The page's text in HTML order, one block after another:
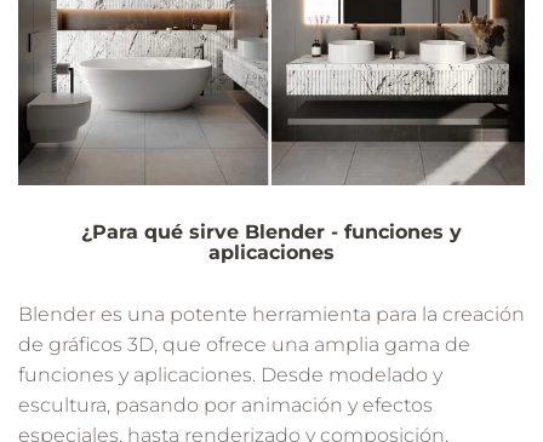
¿Para qué sirve Blender - funciones y
aplicaciones
Blender es una potente herramienta para la creación
de gráficos 3D, que ofrece una amplia gama de
funciones y aplicaciones. Desde modelado y
escultura, pasando por animación y efectos
especiales, hasta renderizado y composición,